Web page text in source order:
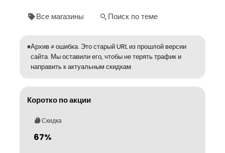
Все магазины Поиск по теме
Архив ≠ ошибка. Это старый URL из прошлой версии
сайта. Мы оставили его, чтобы не терять трафик и
направить к актуальным скидкам.
Коротко по акции
Скидка
67%